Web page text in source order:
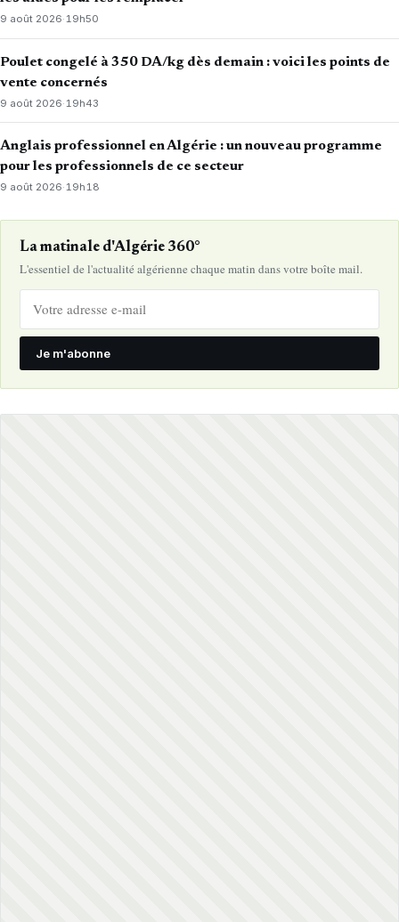
9 août 2026·19h50
Poulet congelé à 350 DA/kg dès demain : voici les points de
vente concernés
9 août 2026· 19h43
Anglais professionnel en Algérie : un nouveau programme
pour les professionnels de ce secteur
9 août 2026·19h18
La matinale d'Algérie 360°
L'essentiel de l'actualité algérienne chaque matin dans votre boîte mail.
Je m'abonne